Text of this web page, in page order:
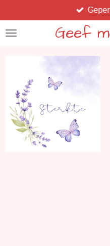
direct
naar
Geef